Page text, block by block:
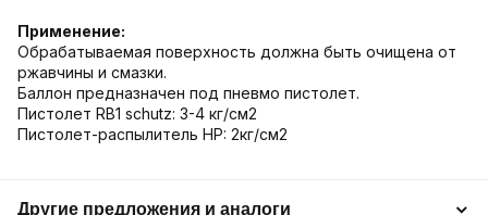
Применение:
Обрабатываемая поверхность должна быть очищена от
ржавчины и смазки.
Баллон предназначен под пневмо пистолет.
Пистолет RB1 schutz: 3-4 кг/см2
Пистолет-распылитель HP: 2кг/см2
Другие предложения и аналоги